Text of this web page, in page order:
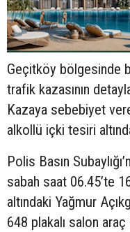
Geçitköy bölgesinde
trafik kazasının
Kazaya sebebiyet
alkollü içki tesiri
Polis Basın
sabah saat 06.45’te
altındaki Yağmur
648 plakalı salon